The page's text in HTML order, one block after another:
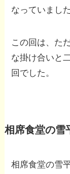
なっていました
この回は、た
な掛け合いと
回でした。
相席食堂の雪
相席食堂の雪